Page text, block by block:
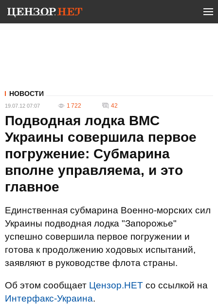
НОВОСТИ
19.07.12 07:07 1 722 42
Подводная лодка ВМС
Украины совершила первое
погружение: Субмарина
вполне управляема, и это
главное
Единственная субмарина Военно-морских сил
Украины подводная лодка "Запорожье"
успешно совершила первое погружении и
готова к продолжению ходовых испытаний,
заявляют в руководстве флота страны.
Об этом сообщает Цензор.НЕТ со ссылкой на
Интерфакс-Украина.